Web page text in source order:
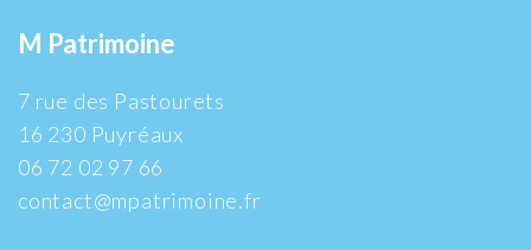
M Patrimoine
7 rue des Pastourets
16 230 Puyréaux
06 72 02 97 66
contact@mpatrimoine.fr